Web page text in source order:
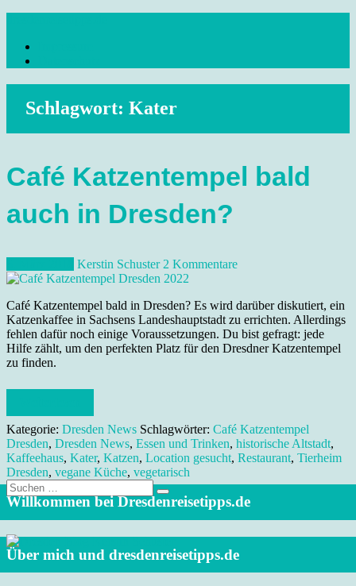
content
Reisetipps Dresden, Sehenswürdigkeiten, Ausflugsziele Sachsen,
Schlagwort: Kater
Café Katzentempel bald
auch in Dresden?
Kerstin Schuster 2 Kommentare
Café Katzentempel bald in Dresden? Es wird darüber diskutiert, ein
Katzenkaffee in Sachsens Landeshauptstadt zu errichten. Allerdings
fehlen dafür noch einige Voraussetzungen. Du bist gefragt: jede
Hilfe zählt, um den perfekten Platz für den Dresdner Katzentempel
zu finden.
Kategorie: Dresden News Schlagwörter: Café Katzentempel
Dresden, Dresden News, Essen und Trinken, historische Altstadt,
Kaffeehaus, Kater, Katzen, Location gesucht, Restaurant, Tierheim
Dresden, vegane Küche, vegetarisch
Suche
nach:
Willkommen bei Dresdenreisetipps.de
Über mich und dresdenreisetipps.de